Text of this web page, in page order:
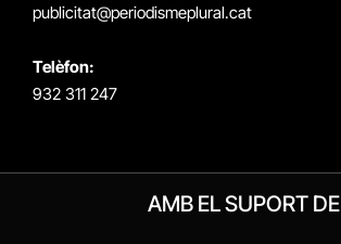
publicitat@periodismeplural.cat
Telèfon:
932 311 247
AMB EL SUPORT DE